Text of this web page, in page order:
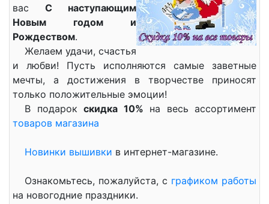
вас С наступающим
Новым годом и
Рождеством.
Желаем удачи, счастья
и любви! Пусть исполняются самые заветные
мечты, а достижения в творчестве приносят
только положительные эмоции!
В подарок скидка 10% на весь ассортимент
товаров магазина
Новинки вышивки в интернет-магазине.
Ознакомьтесь, пожалуйста, с графиком работы
на новогодние праздники.